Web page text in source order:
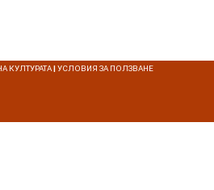
КУЛТУРАТА|УСЛОВИЯ ЗА ПОЛЗВАНЕ